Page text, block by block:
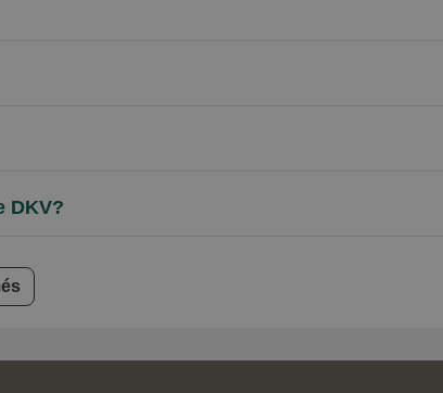
DKV?
questions